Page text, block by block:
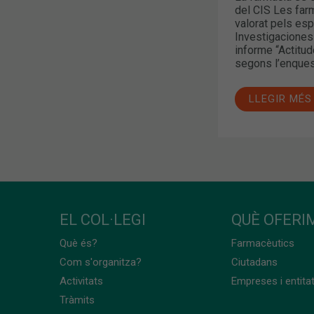
del CIS Les
valorat pels
informe
segons
LLEGIR MÉS
EL COL·LEGI
Què és?
Com s'organitza?
Activitats
Tràmits
QUÈ
Farmacèutics
Ciutadans
Empreses i